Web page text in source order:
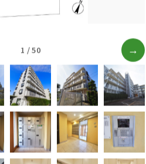
1 / 50 →